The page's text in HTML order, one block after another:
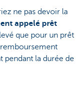
ne pas devoir la
appelé prêt
que pour un prêt
pendant la durée de